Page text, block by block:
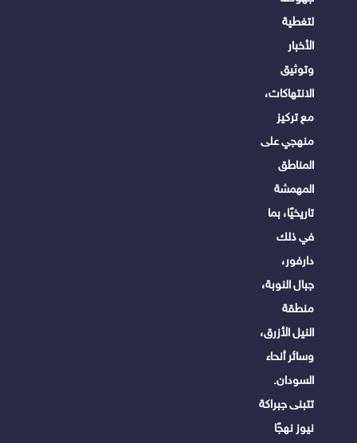
لتغطية
الأخبار
وتوثيق
الانتهاكات،
مع تركيز
منهجي على
المناطق
المهمشة
تاريخيًا، بما
في ذلك
دارفور،
جبال النوبة،
منطقة
النيل الأزرق،
وسائر أنحاء
السودان.
تتبنى جبراكة
نيوز نهجًا